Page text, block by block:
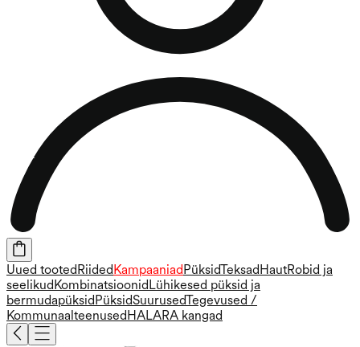
Uued tooted Riided Kampaaniad PüksidTeksad HautRobid ja
seelikud Kombinatsioonid Lühikesed püksid ja
bermudapüksid PüksidSuurusedTegevused /
Kommunaalteenused HALARA kangad